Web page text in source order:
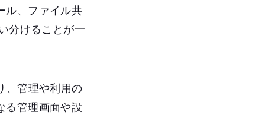
ル、ファイル共
分けることが一
、管理や利用の
る管理画面や設